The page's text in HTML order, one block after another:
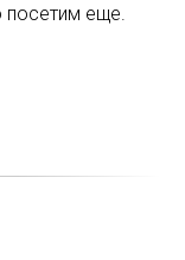
посетим еще.